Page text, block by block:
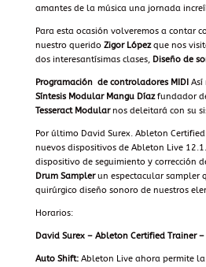
amantes de la música una jornada
Para esta ocasión volveremos a contar
nuestro querido Zigor Lópezque nos
dos interesantísimas clases, Diseño de
Programación de controladores MIDI Así
Síntesis Modular Mangu Díazfundador
Tesseract Modularnos deleitará con su
Por último David Surex. Ableton
nuevos dispositivos de Ableton Live 12.1.
dispositivo de seguimiento y corrección
Drum Samplerun espectacular sampler
quirúrgico diseño sonoro de nuestros
Horarios:
David Surex – Ableton Certified Trainer
Auto Shift: Ableton Live ahora permite